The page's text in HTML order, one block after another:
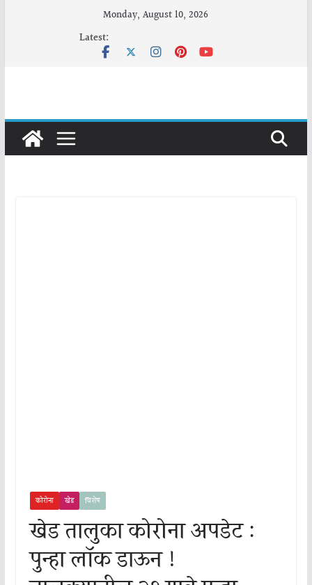
Monday, August 10, 2026
Latest:
कोरोना खेड विशेष
खेड तालुका कोरोना अपडेट :
पुन्हा लॉक डाऊन !